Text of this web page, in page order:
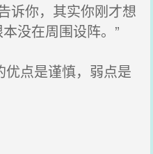
诉你，其实你刚才想
没在周围设阵。”
点是谨慎，弱点是